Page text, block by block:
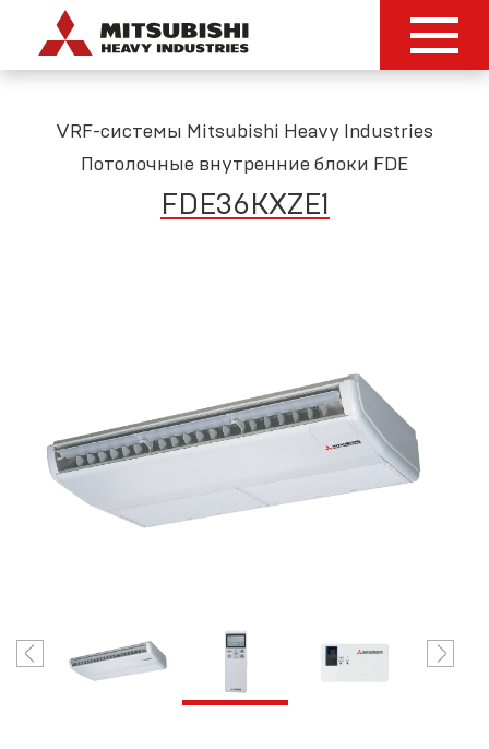
VRF-системы Mitsubishi Heavy Industries
Потолочные внутренние блоки FDE
FDE36KXZE1